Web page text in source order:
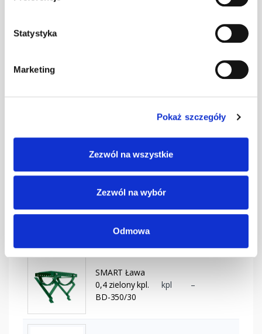
Statystyka
Marketing
Pokaż szczegóły
Zezwól na wszystkie
Zezwól na wybór
Odmowa
SMART Ława
BD-350/30
0,4 kasztan kpl.
BD-350/30
kpl –
SMART Ława
0,4 zielony kpl.
BD-350/30
kpl –